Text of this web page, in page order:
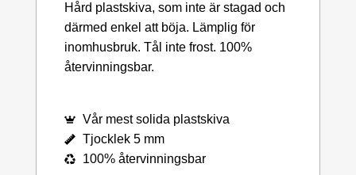
Hård plastskiva, som inte är stagad och
därmed enkel att böja. Lämplig för
inomhusbruk. Tål inte frost. 100%
återvinningsbar.
Vår mest solida plastskiva
Tjocklek 5 mm
100% återvinningsbar